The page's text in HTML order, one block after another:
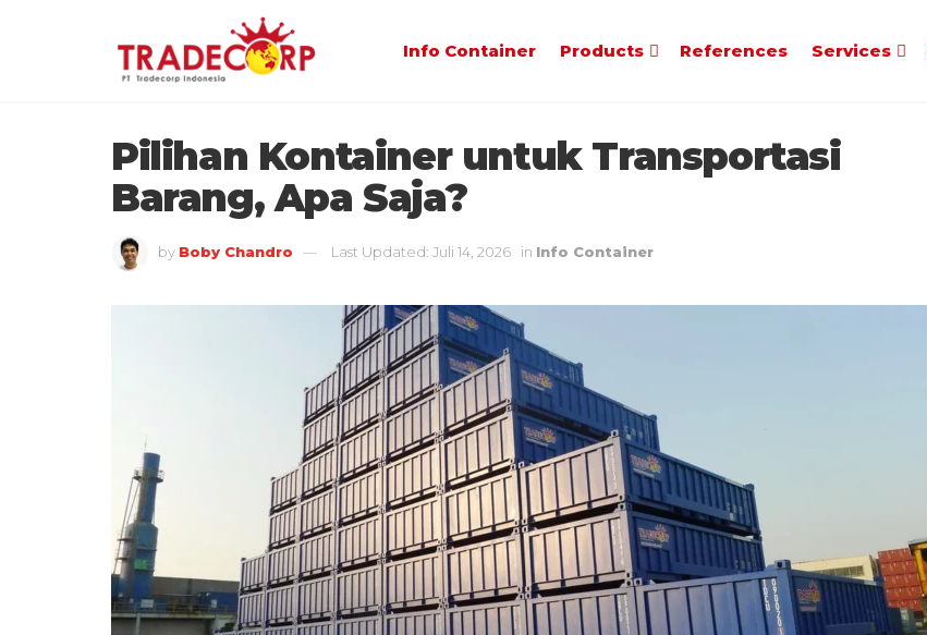
Info Container Products References Services
Pilihan Kontainer untuk Transportasi
Barang, Apa Saja?
by Boby Chandro Last Updated: Juli 14, 2026 in Info Container